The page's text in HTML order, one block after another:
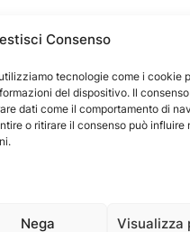
Consenso
tecnologie come i cookie
del dispositivo. Il
dati come il comportamento di
o ritirare il consenso può influire
Nega Visualizza
Privacy
Disclaimer